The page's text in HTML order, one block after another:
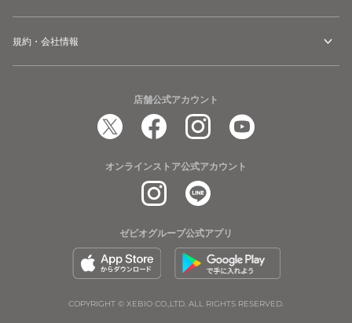
規約・会社情報
店舗公式アカウント
オンラインストア公式アカウント
ゼビオグループ公式アプリ
COPYRIGHT © XEBIO CO.,LTD. ALL RIGHTS RESERVED.